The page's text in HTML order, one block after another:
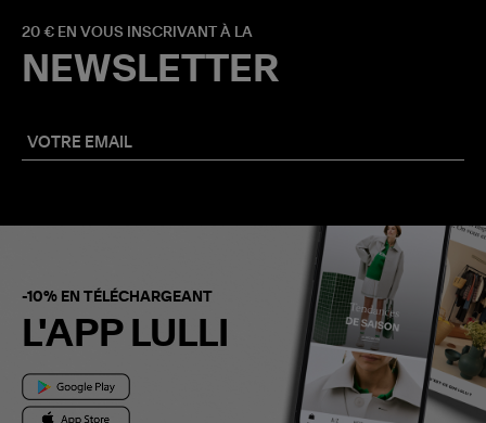
20 € EN VOUS INSCRIVANT À LA
NEWSLETTER
-10% EN TÉLÉCHARGEANT
L'APP LULLI